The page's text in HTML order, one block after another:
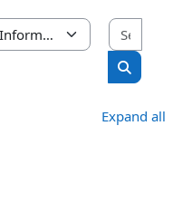
Search
Expand all